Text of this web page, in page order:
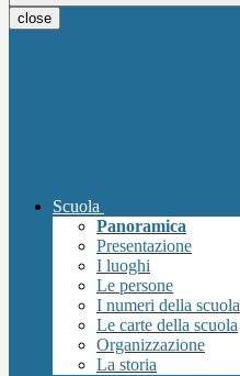
close
Scuola
Panoramica
Presentazione
I luoghi
Le persone
I numeri della scuola
Le carte della scuola
Organizzazione
La storia